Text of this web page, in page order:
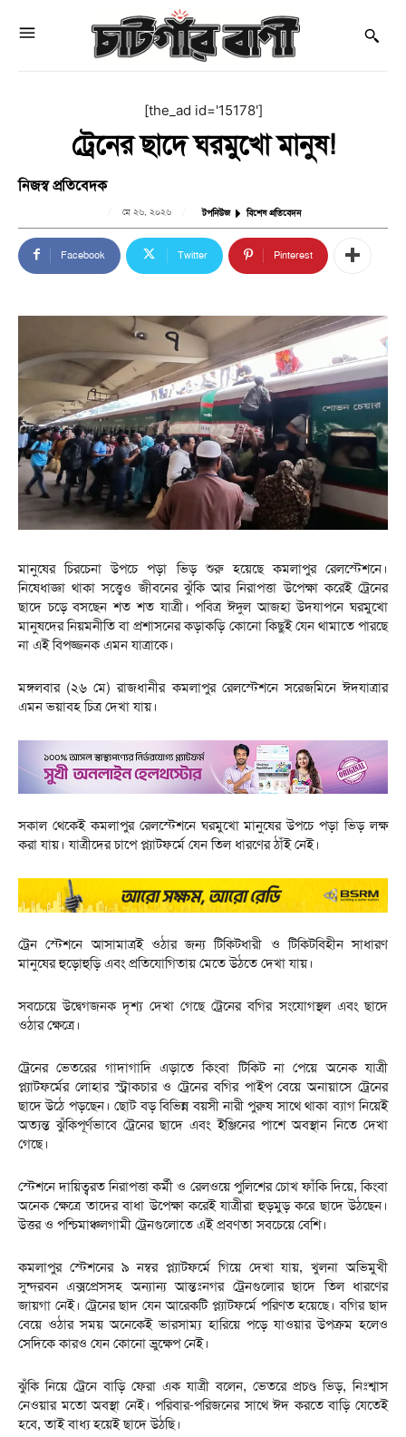
[the_ad id='15178']
ট্রেনের ছাদে ঘরমুখো মানুষ!
নিজস্ব প্রতিবেদক
মে ২৬, ২০২৬ টপনিউজ বিশেষ প্রতিবেদন
Facebook Twitter Pinterest
মানুষের চিরচেনা উপচে পড়া ভিড় শুরু হয়েছে কমলাপুর রেলস্টেশনে।
নিষেধাজ্ঞা থাকা সত্ত্বেও জীবনের ঝুঁকি আর নিরাপত্তা উপেক্ষা করেই ট্রেনের
ছাদে চড়ে বসছেন শত শত যাত্রী। পবিত্র ঈদুল আজহা উদযাপনে ঘরমুখো
মানুষদের নিয়মনীতি বা প্রশাসনের কড়াকড়ি কোনো কিছুই যেন থামাতে পারছে
না এই বিপজ্জনক এমন যাত্রাকে।
মঙ্গলবার (২৬ মে) রাজধানীর কমলাপুর রেলস্টেশনে সরেজমিনে ঈদযাত্রার
এমন ভয়াবহ চিত্র দেখা যায়।
সকাল থেকেই কমলাপুর রেলস্টেশনে ঘরমুখো মানুষের উপচে পড়া ভিড় লক্ষ
করা যায়। যাত্রীদের চাপে প্ল্যাটফর্মে যেন তিল ধারণের ঠাঁই নেই।
ট্রেন স্টেশনে আসামাত্রই ওঠার জন্য টিকিটধারী ও টিকিটবিহীন সাধারণ
মানুষের হুড়োহুড়ি এবং প্রতিযোগিতায় মেতে উঠতে দেখা যায়।
সবচেয়ে উদ্বেগজনক দৃশ্য দেখা গেছে ট্রেনের বগির সংযোগস্থল এবং ছাদে
ওঠার ক্ষেত্রে।
ট্রেনের ভেতরের গাদাগাদি এড়াতে কিংবা টিকিট না পেয়ে অনেক যাত্রী
প্ল্যাটফর্মের লোহার স্ট্রাকচার ও ট্রেনের বগির পাইপ বেয়ে অনায়াসে ট্রেনের
ছাদে উঠে পড়ছেন। ছোট বড় বিভিন্ন বয়সী নারী পুরুষ সাথে থাকা ব্যাগ নিয়েই
অত্যন্ত ঝুঁকিপূর্ণভাবে ট্রেনের ছাদে এবং ইঞ্জিনের পাশে অবস্থান নিতে দেখা
গেছে।
স্টেশনে দায়িত্বরত নিরাপত্তা কর্মী ও রেলওয়ে পুলিশের চোখ ফাঁকি দিয়ে, কিংবা
অনেক ক্ষেত্রে তাদের বাধা উপেক্ষা করেই যাত্রীরা হুড়মুড় করে ছাদে উঠছেন।
উত্তর ও পশ্চিমাঞ্চলগামী ট্রেনগুলোতে এই প্রবণতা সবচেয়ে বেশি।
কমলাপুর স্টেশনের ৯ নম্বর প্ল্যাটফর্মে গিয়ে দেখা যায়, খুলনা অভিমুখী
সুন্দরবন এক্সপ্রেসসহ অন্যান্য আন্তঃনগর ট্রেনগুলোর ছাদে তিল ধারণের
জায়গা নেই। ট্রেনের ছাদ যেন আরেকটি প্ল্যাটফর্মে পরিণত হয়েছে। বগির ছাদ
বেয়ে ওঠার সময় অনেকেই ভারসাম্য হারিয়ে পড়ে যাওয়ার উপক্রম হলেও
সেদিকে কারও যেন কোনো ভ্রুক্ষেপ নেই।
ঝুঁকি নিয়ে ট্রেনে বাড়ি ফেরা এক যাত্রী বলেন, ভেতরে প্রচণ্ড ভিড়, নিঃশ্বাস
নেওয়ার মতো অবস্থা নেই। পরিবার-পরিজনের সাথে ঈদ করতে বাড়ি যেতেই
হবে, তাই বাধ্য হয়েই ছাদে উঠছি।